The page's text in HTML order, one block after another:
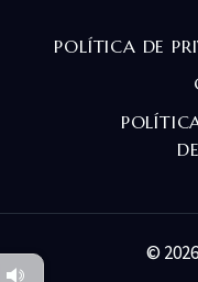
POLÍTICA DE
©